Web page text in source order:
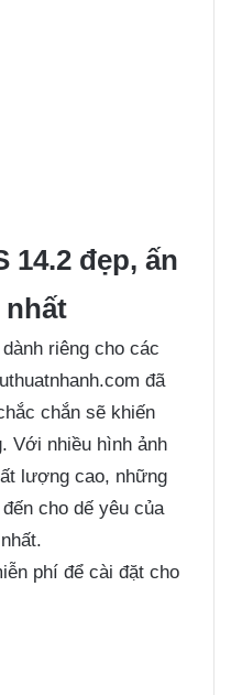
14.2 đẹp, ấn
riêng cho các
đã
chắn sẽ khiến
Với nhiều hình ảnh
lượng cao, những
cho dế yêu của
phí để cài đặt cho